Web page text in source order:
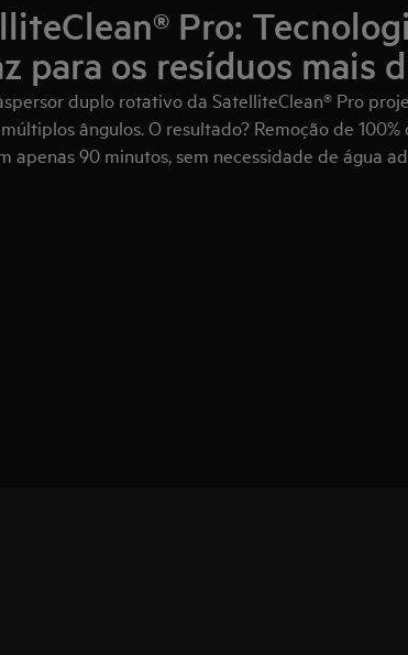
Pro:
para os resíduos mais
duplo rotativo da SatelliteClean® Pro
ângulos. O resultado? Remoção de 100%
apenas 90 minutos, sem necessidade de água